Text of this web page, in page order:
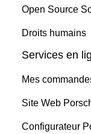
Open Source
Droits humains
Services en
Mes
Site Web
Configurateur